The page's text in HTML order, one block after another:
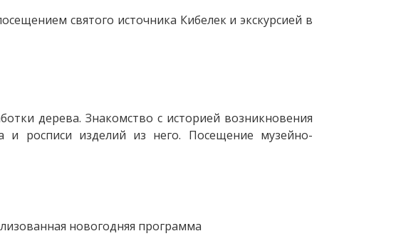
святого источника Кибелек и экскурсией в
дерева. Знакомство с историей возникновения
и росписи изделий из него. Посещение музейно-
новогодняя программа